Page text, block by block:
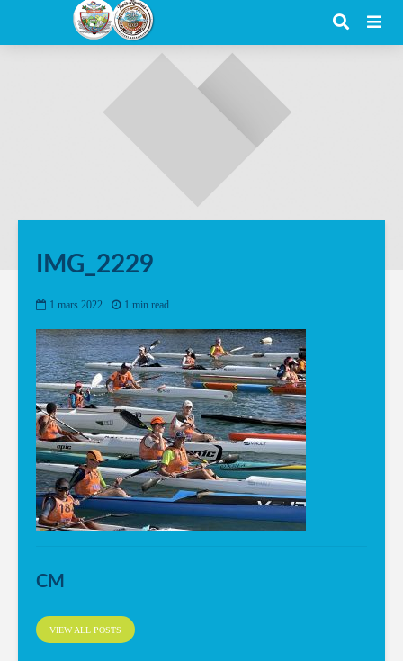
IMG_2229
1 mars 2022 1 min read
CM
VIEW ALL POSTS